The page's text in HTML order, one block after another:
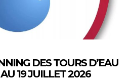
DES TOURS D’EAU
19 JUILLET 2026